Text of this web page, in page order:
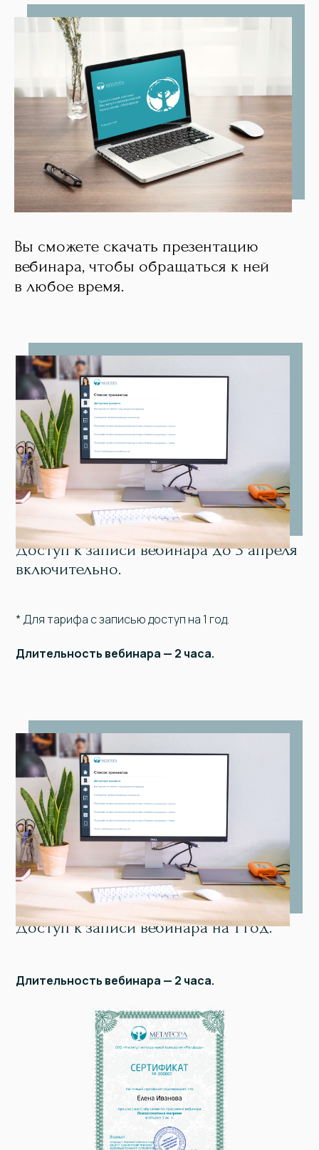
Вы сможете скачать презентацию
вебинара, чтобы обращаться к ней
в любое время.
* Для тарифа с записью доступ на 1 год.
Длительность вебинара — 2 часа.
Доступ к записи вебинара до 3 апреля
включительно.
Длительность вебинара — 2 часа.
Доступ к записи вебинара на 1 год.